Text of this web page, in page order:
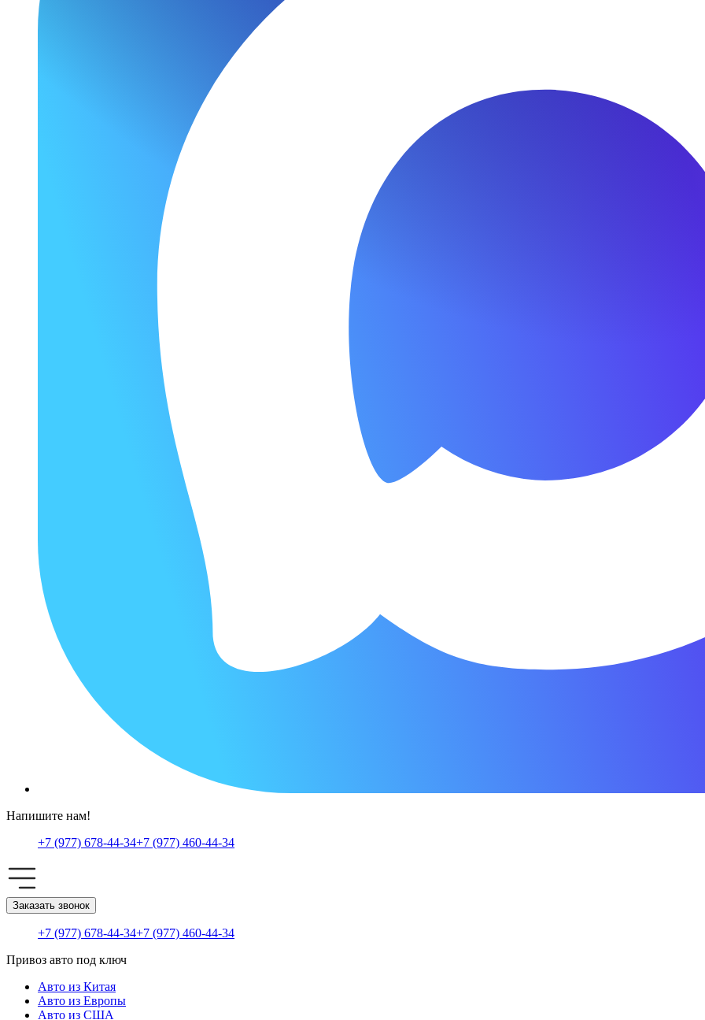
Напишите нам!
+7 (977) 678-44-34+7 (977) 460-44-34
Заказать звонок
+7 (977) 678-44-34+7 (977) 460-44-34
Привоз авто под ключ
Авто из Китая
Авто из Европы
Авто из США